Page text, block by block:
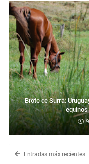
Brote de Surra:
equinos
Entradas más recientes